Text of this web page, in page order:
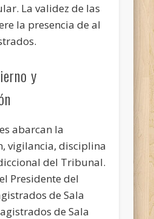
La validez de las
la presencia de al
y
abarcan la
vigilancia, disciplina
del Tribunal.
Presidente del
de Sala
de Sala